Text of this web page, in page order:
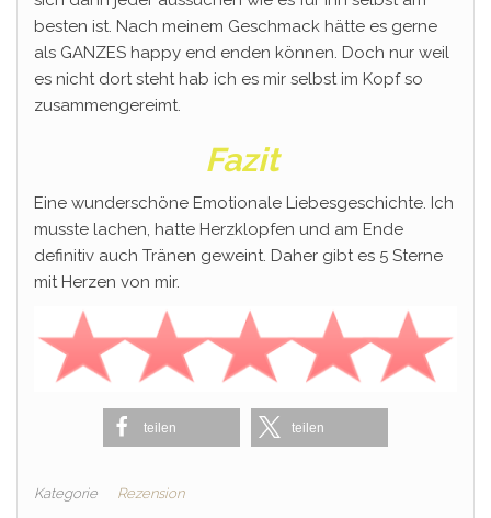
besten ist. Nach meinem Geschmack hätte es gerne
als GANZES happy end enden können. Doch nur weil
es nicht dort steht hab ich es mir selbst im Kopf so
zusammengereimt.
Fazit
Eine wunderschöne Emotionale Liebesgeschichte. Ich
musste lachen, hatte Herzklopfen und am Ende
definitiv auch Tränen geweint. Daher gibt es 5 Sterne
mit Herzen von mir.
teilen teilen
Kategorie Rezension